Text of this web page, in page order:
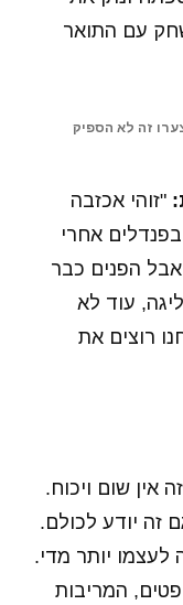
עם התואר
זה לא הספיק
"זוהי אכזבה
אחרי
הפנים כבר
עוד לא
רוצים את
אין שום ויכוח.
זה יודע לכולם.
יותר מדי.
המריבות